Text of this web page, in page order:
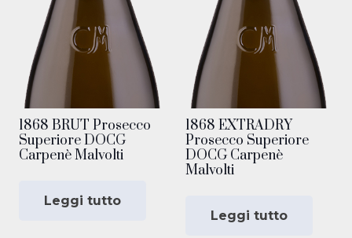
1868 BRUT Prosecco
Superiore DOCG
Carpenè Malvolti
Leggi tutto
1868 EXTRADRY
Prosecco Superiore
DOCG Carpenè
Malvolti
Leggi tutto